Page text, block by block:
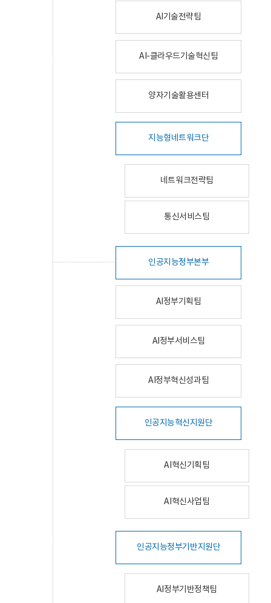
AI기술전략팀
AI-클라우드기술혁신팀
양자기술활용센터
지능형네트워크단
네트워크전략팀
통신서비스팀
인공지능정부본부
AI정부기획팀
AI정부서비스팀
AI정부혁신성과팀
인공지능혁신지원단
AI혁신기획팀
AI혁신사업팀
인공지능정부기반지원단
AI정부기반정책팀